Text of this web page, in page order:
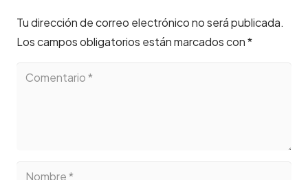
Tu dirección de correo electrónico no será publicada.
Los campos obligatorios están marcados con*